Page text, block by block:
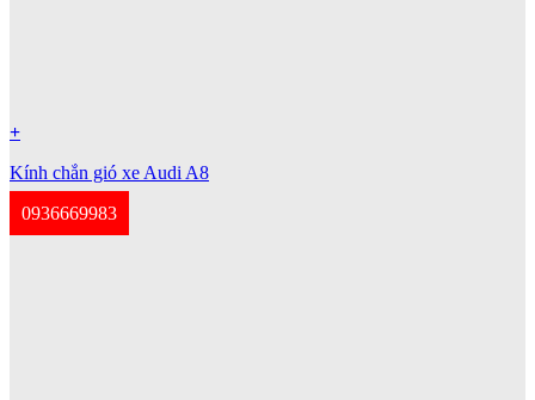
+
Kính chắn gió xe Audi A8
0936669983